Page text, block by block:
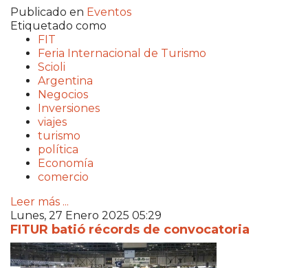
Publicado en Eventos
Etiquetado como
FIT
Feria Internacional de Turismo
Scioli
Argentina
Negocios
Inversiones
viajes
turismo
política
Economía
comercio
Leer más ...
Lunes, 27 Enero 2025 05:29
FITUR batió récords de convocatoria